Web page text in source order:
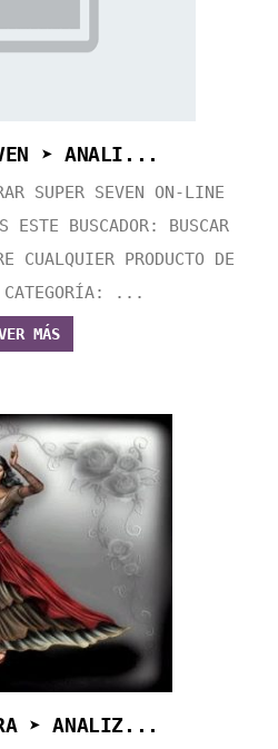
➤ ANALI...
SUPER SEVEN ON-LINE
ESTE BUSCADOR: BUSCAR
CUALQUIER PRODUCTO DE
CATEGORÍA: ...
MÁS
➤ ANALIZ...